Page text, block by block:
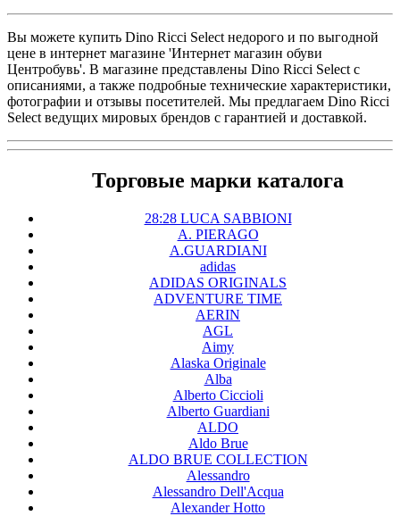
Вы можете купить Dino Ricci Select недорого и по выгодной
цене в интернет магазине 'Интернет магазин обуви
Центробувь'. В магазине представлены Dino Ricci Select с
описаниями, а также подробные технические характеристики,
фотографии и отзывы посетителей. Мы предлагаем Dino Ricci
Select ведущих мировых брендов с гарантией и доставкой.
Торговые марки каталога
28:28 LUCA SABBIONI
A. PIERAGO
A.GUARDIANI
adidas
ADIDAS ORIGINALS
ADVENTURE TIME
AERIN
AGL
Aimy
Alaska Originale
Alba
Alberto Ciccioli
Alberto Guardiani
ALDO
Aldo Brue
ALDO BRUE COLLECTION
Alessandro
Alessandro Dell'Acqua
Alexander Hotto